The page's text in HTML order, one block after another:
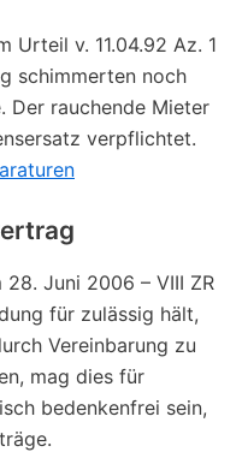
Urteil v. 11.04.92 Az. 1
schimmerten noch
Der rauchende Mieter
verpflichtet.
Juni 2006 – VIII ZR
für zulässig hält,
Vereinbarung zu
mag dies für
bedenkenfrei sein,